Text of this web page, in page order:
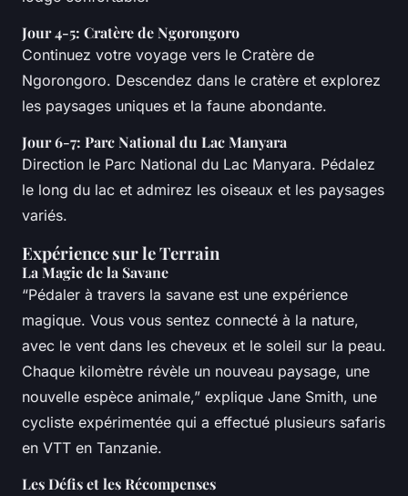
Jour 4-5: Cratère de Ngorongoro
Continuez votre voyage vers le Cratère de
Ngorongoro. Descendez dans le cratère et explorez
les paysages uniques et la faune abondante.
Jour 6-7: Parc National du Lac Manyara
Direction le Parc National du Lac Manyara. Pédalez
le long du lac et admirez les oiseaux et les paysages
variés.
Expérience sur le Terrain
La Magie de la Savane
“Pédaler à travers la savane est une expérience
magique. Vous vous sentez connecté à la nature,
avec le vent dans les cheveux et le soleil sur la peau.
Chaque kilomètre révèle un nouveau paysage, une
nouvelle espèce animale,” explique Jane Smith, une
cycliste expérimentée qui a effectué plusieurs safaris
en VTT en Tanzanie.
Les Défis et les Récompenses